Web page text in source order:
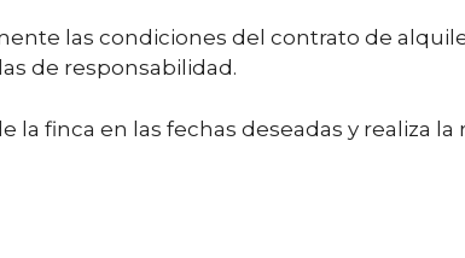
las condiciones del contrato de
de responsabilidad.
la finca en las fechas deseadas y realiza